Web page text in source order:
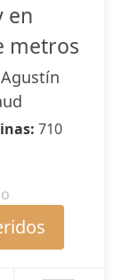
en
metros
710